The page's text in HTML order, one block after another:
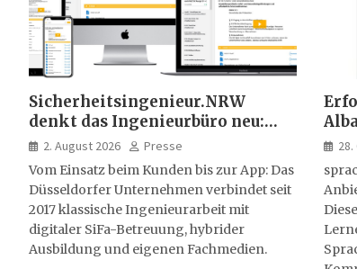
Sicherheitsingenieur.NRW
denkt das Ingenieurbüro neu:
HSE-Beratung wird digital,
hybrid und multimedial
2. August 2026
Presse
Vom Einsatz beim Kunden bis zur App: Das
Düsseldorfer Unternehmen verbindet seit
2017 klassische Ingenieurarbeit mit
digitaler SiFa-Betreuung, hybrider
Ausbildung und eigenen Fachmedien.